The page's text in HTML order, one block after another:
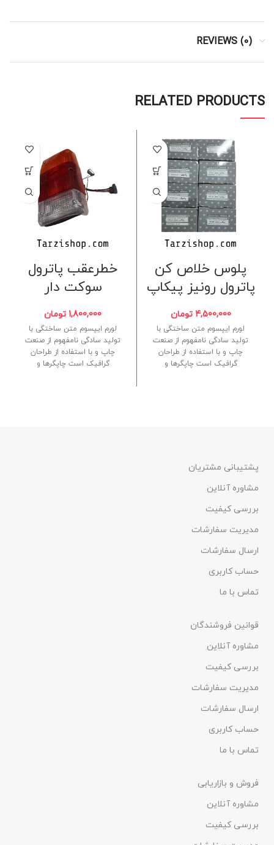
REVIEWS (0)
RELATED PRODUCTS
پلوس خلاص کن
پاترول رونیز پیکاپ
4,500,000 تومان
لورم ایپسوم متن ساختگی با
تولید سادگی نامفهوم از صنعت
چاپ و با استفاده از طراحان
گرافیک است چاپگرها و
خطرعقب پاترول
سوکت دار
1,800,000 تومان
لورم ایپسوم متن ساختگی با
تولید سادگی نامفهوم از صنعت
چاپ و با استفاده از طراحان
گرافیک است چاپگرها و
پشتیبانی مشتریان
مشاوره آنلاین
بررسی کیفیت
مدیریت سفارشات
ارسال سفارشات
حساب کاربری
تماس با ما
قوانین فروشندگان
مشاوره آنلاین
بررسی کیفیت
مدیریت سفارشات
ارسال سفارشات
حساب کاربری
تماس با ما
فروش و بازاریابی
مشاوره آنلاین
بررسی کیفیت